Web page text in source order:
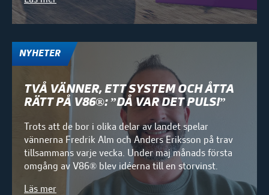
NYHETER
TVÅ VÄNNER, ETT SYSTEM OCH ÅTTA
RÄTT PÅ V86®: ”DÅ VAR DET PULS!”
Trots att de bor i olika delar av landet spelar
vännerna Fredrik Alm och Anders Eriksson på trav
tillsammans varje vecka. Under maj månads första
omgång av V86® blev idéerna till en storvinst.
Läs mer